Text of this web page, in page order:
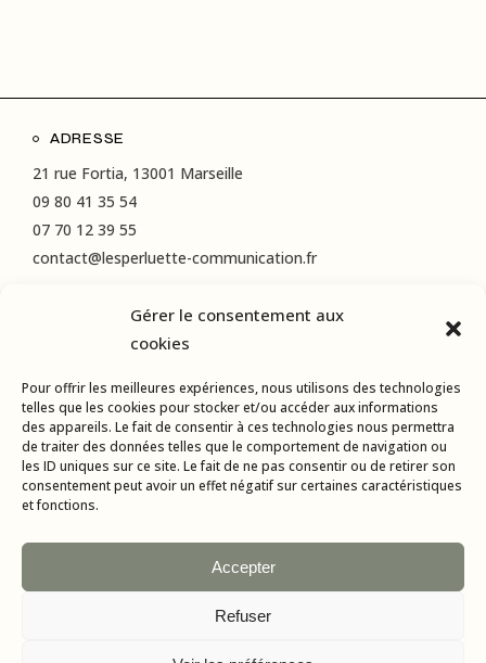
Gérer le consentement aux
cookies
Pour offrir les meilleures expériences, nous utilisons des technologies
telles que les cookies pour stocker et/ou accéder aux informations
des appareils. Le fait de consentir à ces technologies nous permettra
de traiter des données telles que le comportement de navigation ou
les ID uniques sur ce site. Le fait de ne pas consentir ou de retirer son
consentement peut avoir un effet négatif sur certaines caractéristiques
et fonctions.
Accepter
Refuser
ADRESSE
21 rue Fortia, 13001 Marseille
09 80 41 35 54
07 70 12 39 55
contact@lesperluette-communication.fr
RÉSEAUX SOCIAUX
LinkedIn
Facebook